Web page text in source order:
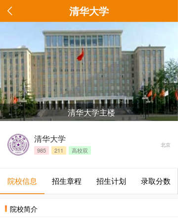
清华大学
清华大学主楼
清华大学
985 211 高校双
北京
院校信息 招生章程 招生计划 录取分数
院校简介